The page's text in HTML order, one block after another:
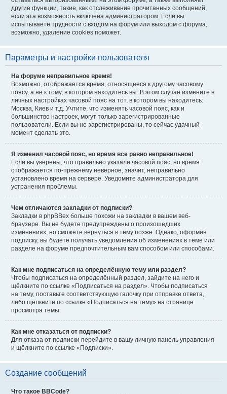
другие функции, такие, как отслеживание прочитанных сообщений,
если эта возможность включена администратором. Если вы
испытываете трудности с входом на форум или выходом с форума,
возможно, удаление cookies поможет.
Параметры и настройки пользователя
На форуме неправильное время!
Возможно, отображается время, относящееся к другому часовому
поясу, а не к тому, в котором находитесь вы. В этом случае измените в
личных настройках часовой пояс на тот, в котором вы находитесь:
Москва, Киев и т.д. Учтите, что изменять часовой пояс, как и
большинство настроек, могут только зарегистрированные
пользователи. Если вы не зарегистрированы, то сейчас удачный
момент сделать это.
Я изменил часовой пояс, но время все равно неправильное!
Если вы уверены, что правильно указали часовой пояс, но время
отображается по-прежнему неверное, значит, неправильно
установлено время на сервере. Уведомите администратора для
устранения проблемы.
Чем отличаются закладки от подписки?
Закладки в phpBBex больше похожи на закладки в вашем веб-
браузере. Вы не будете предупреждены о произошедших
изменениях, но сможете вернуться в тему позже. Однако, оформив
подписку, вы будете получать уведомления об изменениях в теме или
разделе на форуме предпочтительным вам способом или способами.
Как мне подписаться на определённую тему или раздел?
Чтобы подписаться на определённый раздел, зайдите на него и
щёлкните по ссылке «Подписаться на раздел». Чтобы подписаться
на тему, поставьте соответствующую галочку при отправке ответа,
либо щёлкните по ссылке «Подписаться на тему» на странице
просмотра темы.
Как мне отказаться от подписки?
Для отказа от подписки перейдите в вашу личную панель управления
и щёлкните по ссылке «Подписки».
Создание сообщений
Что такое BBCode?